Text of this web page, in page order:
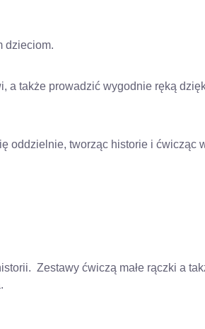
dzieciom.
także prowadzić wygodnie ręką
oddzielnie, tworząc historie i ćwicząc
Zestawy ćwiczą małe rączki a